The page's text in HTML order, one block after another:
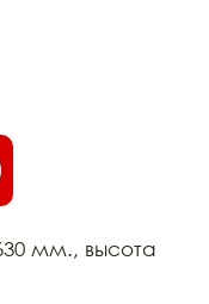
мм., высота